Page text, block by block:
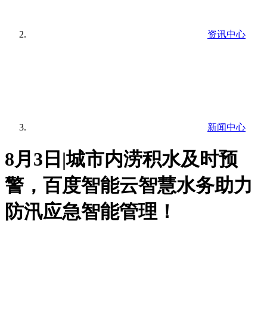
资讯中心
新闻中心
8月3日|城市内涝积水及时预
警，百度智能云智慧水务助力
防汛应急智能管理！